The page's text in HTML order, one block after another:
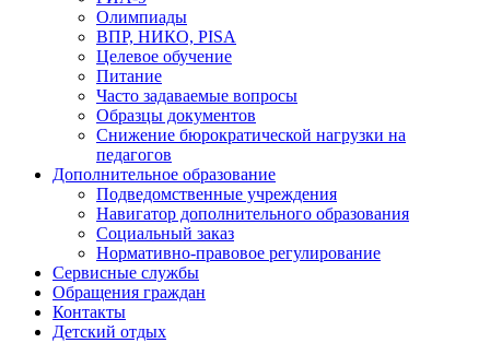
Олимпиады
ВПР, НИКО, PISA
Целевое обучение
Питание
Часто задаваемые вопросы
Образцы документов
Снижение бюрократической нагрузки на
педагогов
Дополнительное образование
Подведомственные учреждения
Навигатор дополнительного образования
Социальный заказ
Нормативно-правовое регулирование
Сервисные службы
Обращения граждан
Контакты
Детский отдых